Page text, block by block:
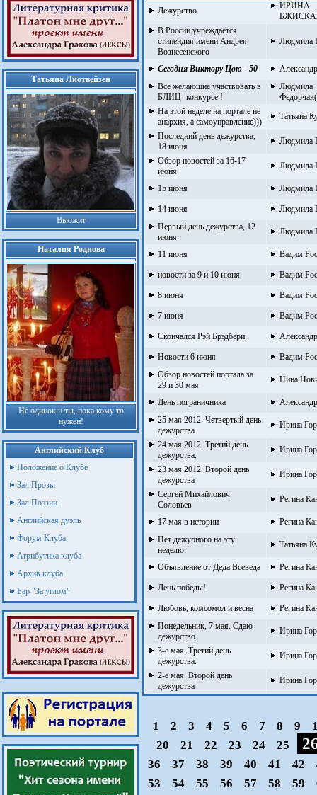
Татьяна Лиотвейзен
Вьюжит
Наталия Роднова
Не одинок и ты, пока кому то
нужен!
Английский Клуб
Положение о Клубе
Зал Прозы
Зал Поэзии
Английская дуэль
Форум Клуба
Атрибутика клуба
Архив клуба
Бар "За углом"
Дежурство.
ИРИНА
В России учреждается
стипендия имени Андрея
Вознесенского
Людмила
Сегодня Виктору Цою - 50
Все желающие участвовать в
БЛИЦ- конкурсе !
Людмила
На этой неделе на портале не
анархия, а самоуправление)))
Татьяна
Последний день дежурства,
18 июня
Людмила
Обзор новостей за 16-17
июня
Людмила
15 июня Людмила
14 июня
Людмила
Первый день дежурства, 12
июня.
Людмила
11 июня Вадим
новости за 9 и 10 июня Вадим
8 июня Вадим
7 июня Вадим
Скончался Рэй Брэдбери.
Новости 6 июня
Вадим
Обзор новостей портала за
29 и 30 мая
Нина
День пограничника
25 мая 2012. Четвертый день
дежурства.
Ирина
24 мая 2012. Третий день
дежурства.
Ирина
23 мая 2012. Второй день
дежурства
Ирина
Сергей Михайлович
Соловьев
Регина
17 мая в истории
Регина
Нет дежурного на эту
неделю.
Татьяна
Объявление от Деда Всеведа Регина
День победы! Регина
Любовь, комсомол и весна
Регина
Понедельник, 7 мая. Сдаю
дежурство.
Ирина
3-е мая. Третий день
дежурства.
Ирина
2-е мая. Второй день
дежурства
Ирина
1 2 3 4 5 6 7 8 9
20
21 22 23 24 25
36 37 38 39 40 41 42
53
54 55 56 57 58 59